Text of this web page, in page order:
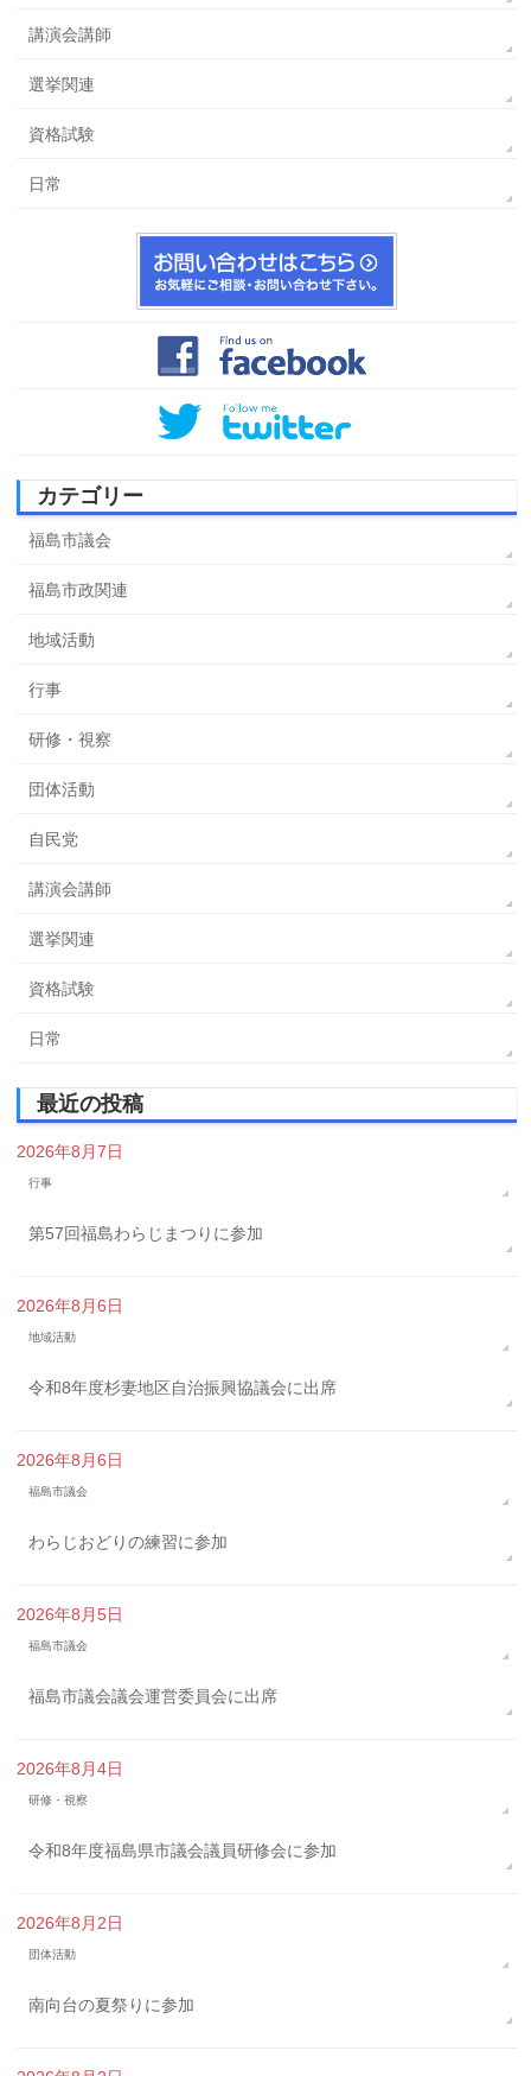
講演会講師
選挙関連
資格試験
日常
カテゴリー
福島市議会
福島市政関連
地域活動
行事
研修・視察
団体活動
自民党
講演会講師
選挙関連
資格試験
日常
最近の投稿
2026年8月7日
行事
第57回福島わらじまつりに参加
2026年8月6日
地域活動
令和8年度杉妻地区自治振興協議会に出席
2026年8月6日
福島市議会
わらじおどりの練習に参加
2026年8月5日
福島市議会
福島市議会議会運営委員会に出席
2026年8月4日
研修・視察
令和8年度福島県市議会議員研修会に参加
2026年8月2日
団体活動
南向台の夏祭りに参加